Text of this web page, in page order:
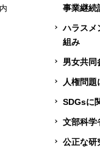
事業継続
ハラスメ
組み
男女共同
人権問題
SDGsに
文部科学
公正な研